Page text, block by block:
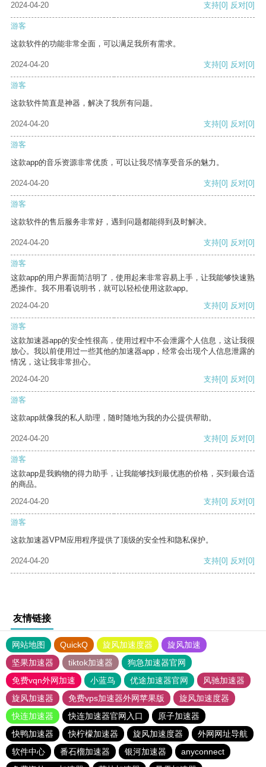
2024-04-20
支持[0] 反对[0]
游客
这款软件的功能非常全面，可以满足我所有需求。
2024-04-20 支持[0] 反对[0]
游客
这款软件简直是神器，解决了我所有问题。
2024-04-20 支持[0] 反对[0]
游客
这款app的音乐资源非常优质，可以让我尽情享受音乐的魅力。
2024-04-20 支持[0] 反对[0]
游客
这款软件的售后服务非常好，遇到问题都能得到及时解决。
2024-04-20 支持[0] 反对[0]
游客
这款app的用户界面简洁明了，使用起来非常容易上手，让我能够快速熟
悉操作。我不用看说明书，就可以轻松使用这款app。
2024-04-20
支持[0] 反对[0]
游客
这款加速器app的安全性很高，使用过程中不会泄露个人信息，这让我很
放心。我以前使用过一些其他的加速器app，经常会出现个人信息泄露的
情况，这让我非常担心。
2024-04-20
支持[0] 反对[0]
游客
这款app就像我的私人助理，随时随地为我的办公提供帮助。
2024-04-20 支持[0] 反对[0]
游客
这款app是我购物的得力助手，让我能够找到最优惠的价格，买到最合适
的商品。
2024-04-20
支持[0] 反对[0]
游客
这款加速器VPM应用程序提供了顶级的安全性和隐私保护。
2024-04-20 支持[0] 反对[0]
友情链接
网站地图 QuickQ 旋风加速度器
旋风加速
坚果加速器
tiktok加速器
狗急加速器官网
免费vqn外网加速
小蓝鸟 优途加速器官网
风驰加速器
旋风加速器
免费vps加速器外网苹果版
旋风加速度器
快连加速器
快连加速器官网入口
原子加速器
快鸭加速器
快柠檬加速器 旋风加速度器
外网网址导航
软件中心
番石榴加速器 银河加速器
anyconnect